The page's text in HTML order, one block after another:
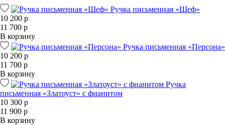
Ручка письменная «Шеф»
10 200 р
11 700 р
В корзину
Ручка письменная «Персона»
10 200 р
11 700 р
В корзину
Ручка
письменная «Златоуст» с фианитом
10 300 р
11 900 р
В корзину